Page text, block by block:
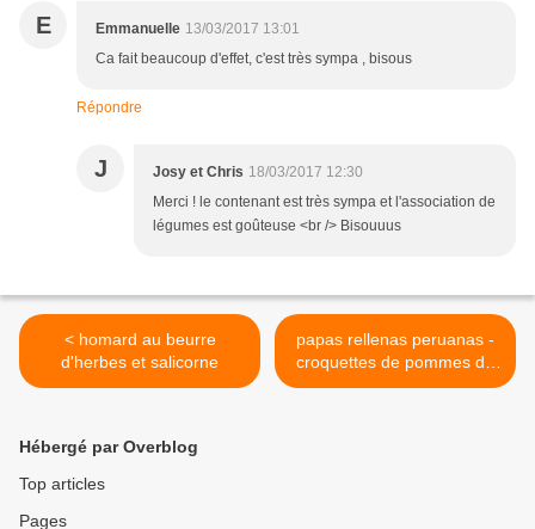
E Emmanuelle 13/03/2017 13:01
Ca fait beaucoup d'effet, c'est très sympa , bisous
Répondre
J Josy et Chris 18/03/2017 12:30
Merci ! le contenant est très sympa et l'association de
légumes est goûteuse <br /> Bisouuus
< homard au beurre
d'herbes et salicorne
papas rellenas peruanas -
croquettes de pommes de
terre farcies au poulet et aji
Hébergé par Overblog
Top articles
Pages